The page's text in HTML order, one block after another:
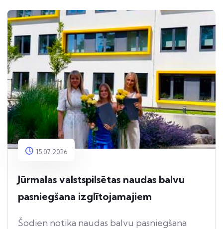
15.07.2026
Jūrmalas valstspilsētas naudas balvu
pasniegšana izglītojamajiem
Šodien notika naudas balvu pasniegšana